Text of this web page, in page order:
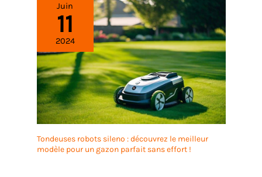
Juin
11
2024
Tondeuses robots sileno : découvrez le meilleur
modèle pour un gazon parfait sans effort !